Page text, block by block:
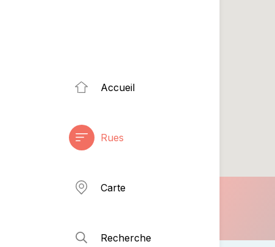
Accueil
Rues
Carte
Recherche